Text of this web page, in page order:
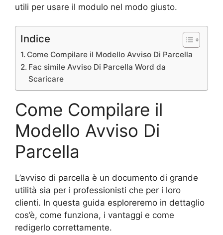
utili per usare il modulo nel modo giusto.
Indice
Come Compilare il Modello Avviso Di Parcella
Fac simile Avviso Di Parcella Word da
Scaricare
Come Compilare il
Modello Avviso Di
Parcella
L’avviso di parcella è un documento di grande
utilità sia per i professionisti che per i loro
clienti. In questa guida esploreremo in dettaglio
cos’è, come funziona, i vantaggi e come
redigerlo correttamente.